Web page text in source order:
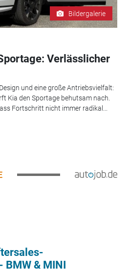
Bildergalerie
Verlässlicher
und eine große Antriebsvielfalt:
Kia den Sportage behutsam nach.
Fortschritt nicht immer radikal...
& MINI